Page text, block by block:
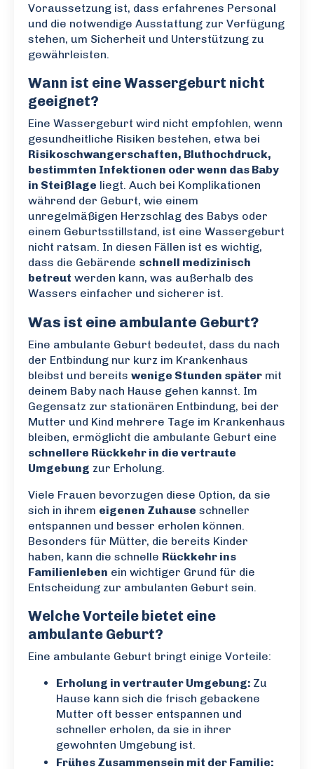
Voraussetzung ist, dass erfahrenes Personal
und die notwendige Ausstattung zur Verfügung
stehen, um Sicherheit und Unterstützung zu
gewährleisten.
Wann ist eine Wassergeburt nicht
geeignet?
Eine Wassergeburt wird nicht empfohlen, wenn
gesundheitliche Risiken bestehen, etwa bei
Risikoschwangerschaften, Bluthochdruck,
bestimmten Infektionen oder wenn das Baby
in Steißlage liegt. Auch bei Komplikationen
während der Geburt, wie einem
unregelmäßigen Herzschlag des Babys oder
einem Geburtsstillstand, ist eine Wassergeburt
nicht ratsam. In diesen Fällen ist es wichtig,
dass die Gebärende schnell medizinisch
betreut werden kann, was außerhalb des
Wassers einfacher und sicherer ist.
Was ist eine ambulante Geburt?
Eine ambulante Geburt bedeutet, dass du nach
der Entbindung nur kurz im Krankenhaus
bleibst und bereits wenige Stunden später mit
deinem Baby nach Hause gehen kannst. Im
Gegensatz zur stationären Entbindung, bei der
Mutter und Kind mehrere Tage im Krankenhaus
bleiben, ermöglicht die ambulante Geburt eine
schnellere Rückkehr in die vertraute
Umgebung zur Erholung.
Viele Frauen bevorzugen diese Option, da sie
sich in ihrem eigenen Zuhause schneller
entspannen und besser erholen können.
Besonders für Mütter, die bereits Kinder
haben, kann die schnelle Rückkehr ins
Familienleben ein wichtiger Grund für die
Entscheidung zur ambulanten Geburt sein.
Welche Vorteile bietet eine
ambulante Geburt?
Eine ambulante Geburt bringt einige Vorteile:
Erholung in vertrauter Umgebung: Zu
Hause kann sich die frisch gebackene
Mutter oft besser entspannen und
schneller erholen, da sie in ihrer
gewohnten Umgebung ist.
Frühes Zusammensein mit der Familie: